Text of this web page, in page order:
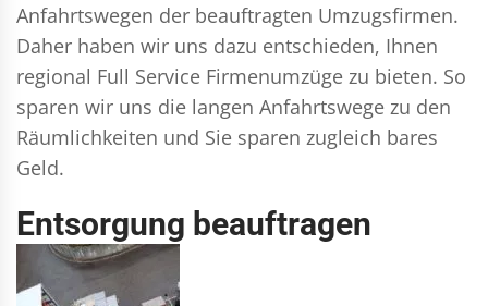
Anfahrtswegen der beauftragten Umzugsfirmen.
Daher haben wir uns dazu entschieden, Ihnen
regional Full Service Firmenumzüge zu bieten. So
sparen wir uns die langen Anfahrtswege zu den
Räumlichkeiten und Sie sparen zugleich bares
Geld.
Entsorgung beauftragen